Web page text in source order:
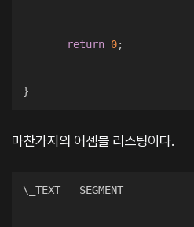
return 0;
}
마찬가지의 어셈블 리스팅이다.
\_TEXT   SEGMENT